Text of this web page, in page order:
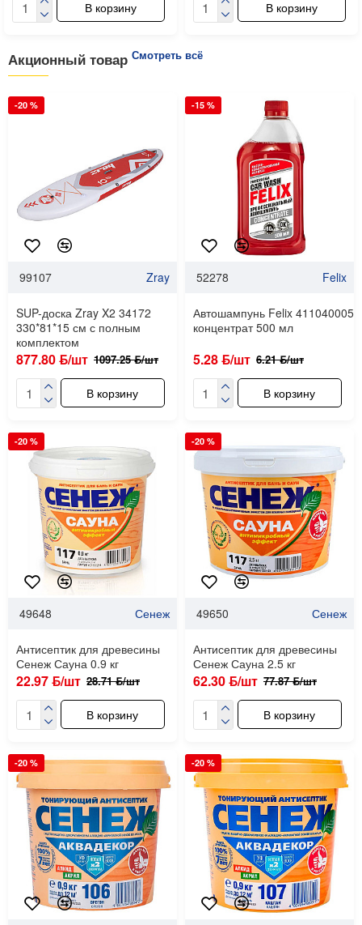
В корзину В корзину
Акционный товар Смотреть всё
-20 %
99107 Zray
SUP-доска Zray X2 34172
330*81*15 см с полным
комплектом
877.80 ƃ/шт 1097.25 ƃ/шт
В корзину
-15 %
52278 Felix
Автошампунь Felix 411040005
концентрат 500 мл
5.28 ƃ/шт 6.21 ƃ/шт
В корзину
-20 %
49648 Сенеж
Антисептик для древесины
Сенеж Сауна 0.9 кг
22.97 ƃ/шт 28.71 ƃ/шт
В корзину
-20 %
49650 Сенеж
Антисептик для древесины
Сенеж Сауна 2.5 кг
62.30 ƃ/шт 77.87 ƃ/шт
В корзину
-20 % -20 %